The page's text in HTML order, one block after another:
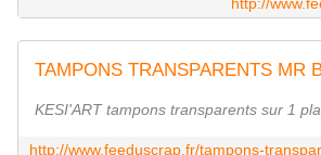
TAMPONS TRANSPARENTS MR
KESI'ART tampons transparents sur 1